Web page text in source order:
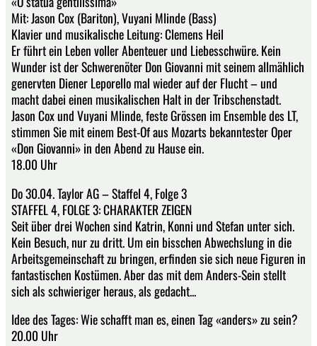
Mit: Jason Cox (Bariton), Vuyani Mlinde (Bass)
Klavier und musikalische Leitung: Clemens Heil
Er führt ein Leben voller Abenteuer und Liebesschwüre. Kein
Wunder ist der Schwerenöter Don Giovanni mit seinem allmählich
genervten Diener Leporello mal wieder auf der Flucht – und
macht dabei einen musikalischen Halt in der Tribschenstadt.
Jason Cox und Vuyani Mlinde, feste Grössen im Ensemble des LT,
stimmen Sie mit einem Best-Of aus Mozarts bekanntester Oper
«Don Giovanni» in den Abend zu Hause ein.
18.00 Uhr
Do 30.04. Taylor AG – Staffel 4, Folge 3
​​​​​​STAFFEL 4, FOLGE 3: CHARAKTER ZEIGEN
Seit über drei Wochen sind Katrin, Konni und Stefan unter sich.
Kein Besuch, nur zu dritt. Um ein bisschen Abwechslung in die
Arbeitsgemeinschaft zu bringen, erfinden sie sich neue Figuren in
fantastischen Kostümen. Aber das mit dem Anders-Sein stellt
sich als schwieriger heraus, als gedacht...
Idee des Tages: Wie schafft man es, einen Tag «anders» zu sein?
20.00 Uhr